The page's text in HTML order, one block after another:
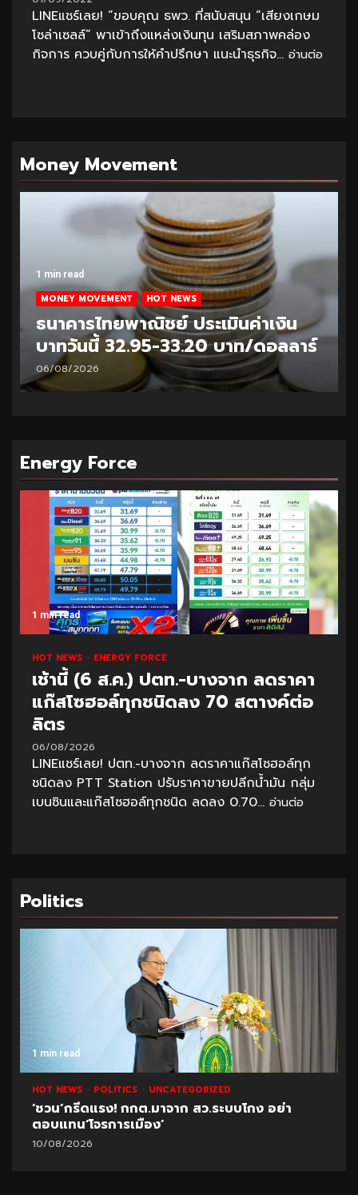
LINEแชร์เลย! “ขอบคุณ ธพว. ที่สนับสนุน “เสียงเกษม
โซล่าเซลล์” พาเข้าถึงแหล่งเงินทุน เสริมสภาพคล่อง
กิจการ ควบคู่กับการให้คำปรึกษา แนะนำธุรกิจ... อ่านต่อ
Money Movement
1 min read
MONEY MOVEMENT HOT NEWS
ธนาคารไทยพาณิชย์ ประเมินค่าเงิน
บาทวันนี้ 32.95-33.20 บาท/ดอลลาร์
06/08/2026
Energy Force
1 min read
HOT NEWS ENERGY FORCE
เช้านี้ (6 ส.ค.) ปตท.-บางจาก ลดราคา
แก๊สโซฮอล์ทุกชนิดลง 70 สตางค์ต่อ
ลิตร
06/08/2026
LINEแชร์เลย! ปตท.-บางจาก ลดราคาแก๊สโซฮอล์ทุก
ชนิดลง PTT Station ปรับราคาขายปลีกน้ำมัน กลุ่ม
เบนซินและแก๊สโซฮอล์ทุกชนิด ลดลง 0.70... อ่านต่อ
Politics
1 min read
HOT NEWS POLITICS UNCATEGORIZED
‘ชวน’กรีดแรง! กกต.มาจาก สว.ระบบโกง อย่า
ตอบแทน‘โจรการเมือง’
10/08/2026